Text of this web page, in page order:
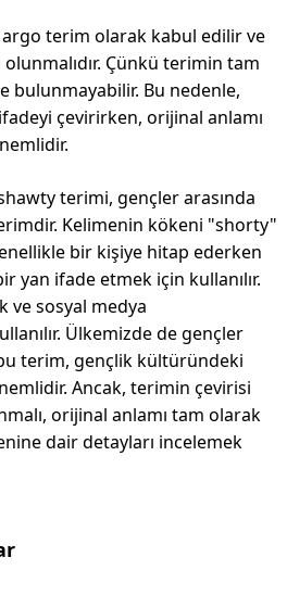
terim olarak kabul edilir ve
Çünkü terimin tam
bulunmayabilir. Bu nedenle,
çevirirken, orijinal anlamı
terimi, gençler arasında
Kelimenin kökeni "shorty"
bir kişiye hitap ederken
yan ifade etmek için kullanılır.
ve sosyal medya
Ülkemizde de gençler
terim, gençlik kültüründeki
Ancak, terimin çevirisi
orijinal anlamı tam olarak
dair detayları incelemek